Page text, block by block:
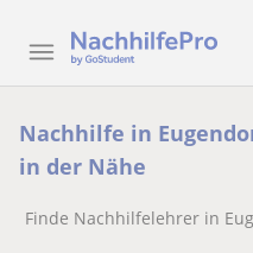
Nachhilfe in
in der Nähe
Finde Nachhilfelehrer in